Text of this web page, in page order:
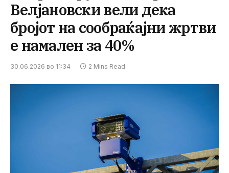
Велјановски вели дека
бројот на сообраќајни жртви
е намален за 40%
30.06.2026 во 11:34 2 Mins Read